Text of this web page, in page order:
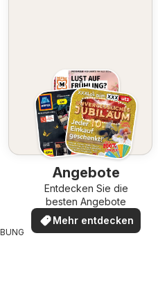
Angebote
Entdecken Sie die
besten Angebote
Mehr entdecken